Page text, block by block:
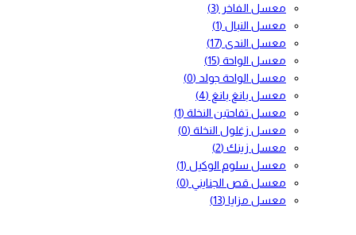
معسل الفاخر (3)
معسل النبال (1)
معسل الندى (17)
معسل الواحة (15)
معسل الواحة جولد (0)
معسل بانغ بانغ (4)
معسل تفاحتين النخلة (1)
معسل زغلول النخلة (0)
معسل زينك (2)
معسل سلوم الوكيل (1)
معسل قص الجنايني (0)
معسل مزايا (13)